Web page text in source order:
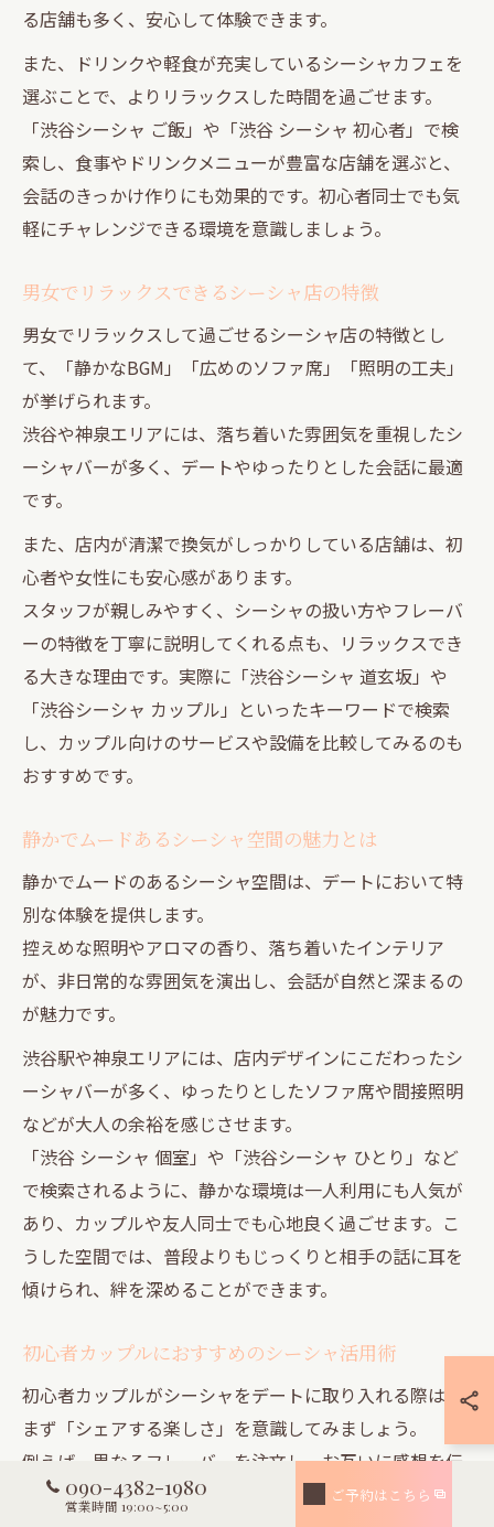
る店舗も多く、安心して体験できます。
また、ドリンクや軽食が充実しているシーシャカフェを
選ぶことで、よりリラックスした時間を過ごせます。
「渋谷シーシャ ご飯」や「渋谷 シーシャ 初心者」で検
索し、食事やドリンクメニューが豊富な店舗を選ぶと、
会話のきっかけ作りにも効果的です。初心者同士でも気
軽にチャレンジできる環境を意識しましょう。
男女でリラックスできるシーシャ店の特徴
男女でリラックスして過ごせるシーシャ店の特徴とし
て、「静かなBGM」「広めのソファ席」「照明の工夫」
が挙げられます。
渋谷や神泉エリアには、落ち着いた雰囲気を重視したシ
ーシャバーが多く、デートやゆったりとした会話に最適
です。
また、店内が清潔で換気がしっかりしている店舗は、初
心者や女性にも安心感があります。
スタッフが親しみやすく、シーシャの扱い方やフレーバ
ーの特徴を丁寧に説明してくれる点も、リラックスでき
る大きな理由です。実際に「渋谷シーシャ 道玄坂」や
「渋谷シーシャ カップル」といったキーワードで検索
し、カップル向けのサービスや設備を比較してみるのも
おすすめです。
静かでムードあるシーシャ空間の魅力とは
静かでムードのあるシーシャ空間は、デートにおいて特
別な体験を提供します。
控えめな照明やアロマの香り、落ち着いたインテリア
が、非日常的な雰囲気を演出し、会話が自然と深まるの
が魅力です。
渋谷駅や神泉エリアには、店内デザインにこだわったシ
ーシャバーが多く、ゆったりとしたソファ席や間接照明
などが大人の余裕を感じさせます。
「渋谷 シーシャ 個室」や「渋谷シーシャ ひとり」など
で検索されるように、静かな環境は一人利用にも人気が
あり、カップルや友人同士でも心地良く過ごせます。こ
うした空間では、普段よりもじっくりと相手の話に耳を
傾けられ、絆を深めることができます。
初心者カップルにおすすめのシーシャ活用術
初心者カップルがシーシャをデートに取り入れる際は、
まず「シェアする楽しさ」を意識してみましょう。
例えば、異なるフレーバーを注文し、お互いに感想を伝
え合うことで自然と会話が生まれます。フレーバーの違
090-4382-1980
営業時間 19:00~5:00
ご予約はこちら